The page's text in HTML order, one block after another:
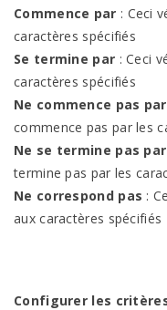
Commence par : Ceci
caractères spécifiés
Se termine par : Ceci
caractères spécifiés
Ne commence pas par
commence pas par les
Ne se termine pas par
termine pas par les
Ne correspond pas :
aux caractères spécifiés
Configurer les